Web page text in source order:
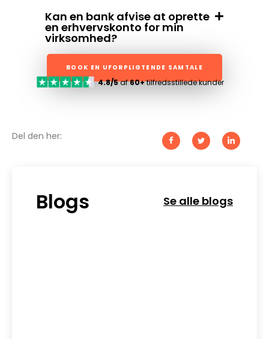
Kan en bank afvise at oprette
en erhvervskonto for min
virksomhed?
BOOK EN UFORPLIGTENDE SAMTALE
4.8/5af60+tilfredsstillede kunder
Del den her:
Blogs Se alle blogs